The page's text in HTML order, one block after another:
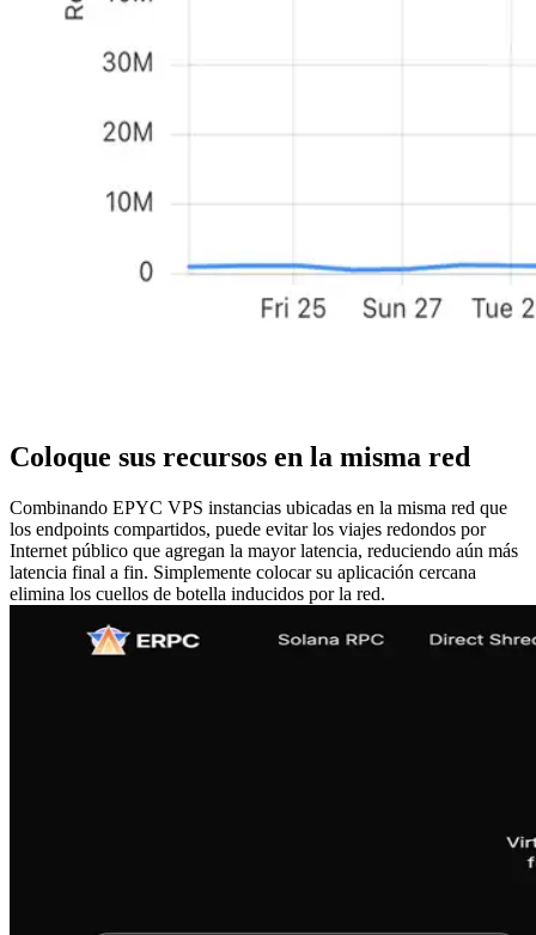
Coloque sus recursos en la misma red
Combinando EPYC VPS instancias ubicadas en la misma red que
los endpoints compartidos, puede evitar los viajes redondos por
Internet público que agregan la mayor latencia, reduciendo aún más
latencia final a fin. Simplemente colocar su aplicación cercana
elimina los cuellos de botella inducidos por la red.